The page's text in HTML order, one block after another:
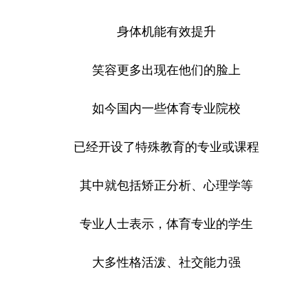
身体机能有效提升
笑容更多出现在他们的脸上
如今国内一些体育专业院校
已经开设了特殊教育的专业或课程
其中就包括矫正分析、心理学等
专业人士表示，体育专业的学生
大多性格活泼、社交能力强